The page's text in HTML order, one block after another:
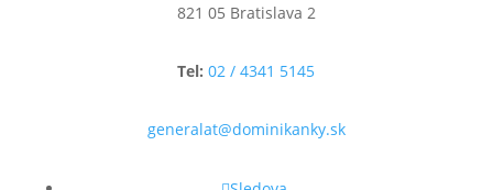
821 05 Bratislava 2
Tel: 02 / 4341 5145
generalat@dominikanky.sk